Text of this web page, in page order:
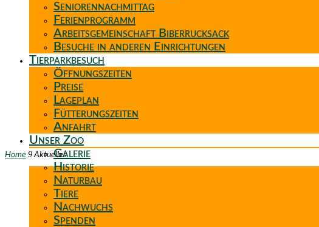
Seniorennachmittag
Ferienprogramm
Arbeitsgemeinschaft Biberrucksack
Besuche in anderen Einrichtungen
Tierparkbesuch
Öffnungszeiten
Preise
Lageplan
Fütterungszeiten
Anfahrt
Unser Zoo
Galerie
Historie
Naturbau
Tiere
Nachwuchs
Spenden
Home 9 Aktuelles